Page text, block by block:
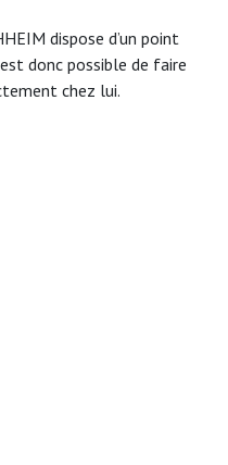
dispose d’un point
donc possible de faire
chez lui.